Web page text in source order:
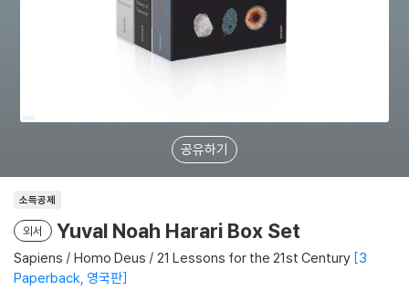
공유하기
소득공제
외서 Yuval Noah Harari Box Set
Sapiens / Homo Deus / 21 Lessons for the 21st Century 3
Paperback, 영국판